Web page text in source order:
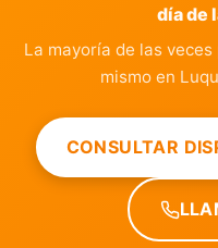
día de
La mayoría de las
mismo en
CONSULTAR